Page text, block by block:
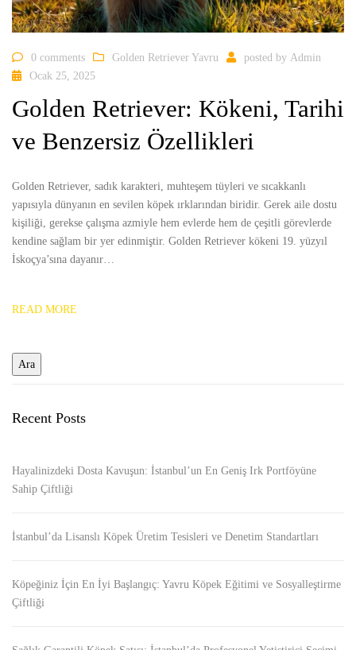
0 comments Golden Retriever Yavru posted by Admin
Ocak 25, 2025
Golden Retriever: Kökeni, Tarihi
ve Benzersiz Özellikleri
Golden Retriever, sadık karakteri, muhteşem tüyleri ve sıcakkanlı
yapısıyla dünyanın en sevilen köpek ırklarından biridir. Gerek aile dostu
kişiliği, gerekse çalışma azmiyle hem evlerde hem de çeşitli görevlerde
kendine sağlam bir yer edinmiştir. Golden Retriever kökeni 19. yüzyıl
İskoçya’sına dayanır…
READ MORE
Recent Posts
Hayalinizdeki Dosta Kavuşun: İstanbul’un En Geniş Irk Portföyüne
Sahip Çiftliği
İstanbul’da Lisanslı Köpek Üretim Tesisleri ve Denetim Standartları
Köpeğiniz İçin En İyi Başlangıç: Yavru Köpek Eğitimi ve Sosyalleştirme
Çiftliği